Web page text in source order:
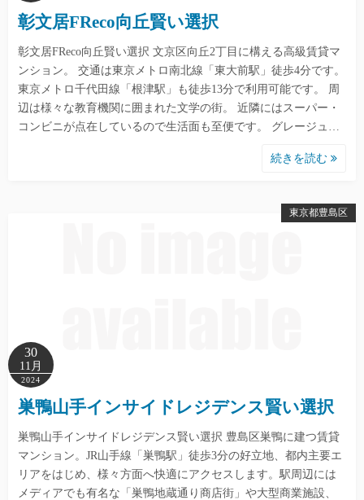
彰文居FReco向丘賢い選択
彰文居FReco向丘賢い選択 文京区向丘2丁目に構える高級賃貸マ
ンション。 交通は東京メトロ南北線「東大前駅」徒歩4分です。
東京メトロ千代田線「根津駅」も徒歩13分で利用可能です。 周
辺は様々な教育機関に囲まれた文学の街。 近隣にはスーパー・
コンビニが点在しているので生活面も至便です。 グレージュ…
続きを読む
東京都豊島区
30
11月
2024
巣鴨山手インサイドレジデンス賢い選択
巣鴨山手インサイドレジデンス賢い選択 豊島区巣鴨に建つ賃貸
マンション。JR山手線「巣鴨駅」徒歩3分の好立地、都内主要エ
リアをはじめ、様々方面へ快適にアクセスします。駅周辺には
メディアでも有名な「巣鴨地蔵通り商店街」や大型商業施設、